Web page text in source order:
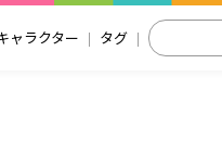
ャラクター タグ